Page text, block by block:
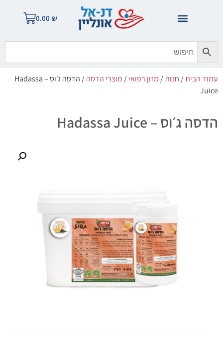
0.00 ₪
עמוד הבית/חנות/מזון רפואי/מוצרי הדסה
/ הדסה ג׳וס – Hadassa
Juice
הדסה ג׳וס – Hadassa Juice